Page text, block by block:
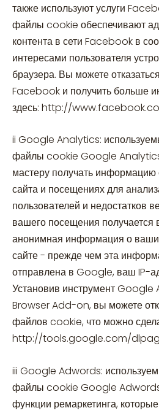
также используют услуги
файлы cookie обеспечивают
контента в сети Facebook в
интересами пользователя
браузера. Вы можете
Facebook и получить больше
здесь: http://
ii Google Analytics:
файлы cookie Google
мастеру получать
сайта и посещениях для
пользователей и недостатков
вашего посещения получается
анонимная информация о
сайте - прежде чем эта
отправлена в Google, ваш IP-
Установив инструмент
Browser Add-on, вы можете
файлов cookie, что можно
http://tools.google.com/
iii Google Adwords:
файлы cookie Google
функции ремаркетинга,